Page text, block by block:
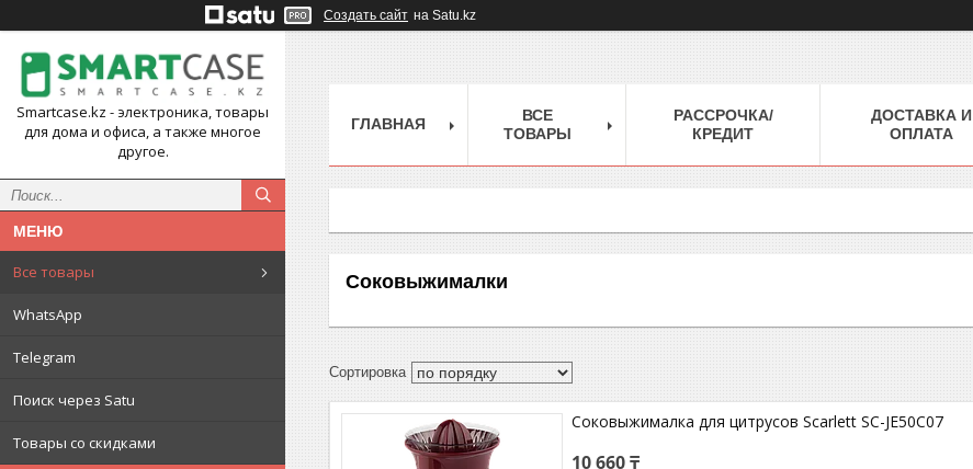
Создать сайт на Satu.kz
Smartcase.kz - электроника, товары
для дома и офиса, а также многое
другое.
Все товары
WhatsApp
Telegram
Поиск через Satu
Товары со скидками
ГЛАВНАЯ
ВСЕ
ТОВАРЫ
РАССРОЧКА/
КРЕДИТ
ДОСТАВКА И
ОПЛАТА
Соковыжималки
Соковыжималка для цитрусов Scarlett SC-JE50C07
10 660 ₸